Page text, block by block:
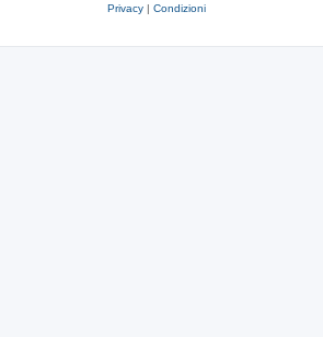
Privacy | Condizioni